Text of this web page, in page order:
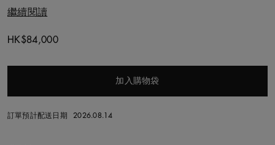
蝶翅膀的美麗。
繼續閱讀
Original price
HK$84,000
加入購物袋
訂單預計配送日期 2026.08.14